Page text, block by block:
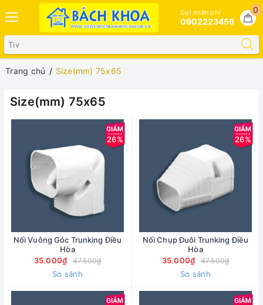
0
Gọi miễn phí
0902223456
Trang chủ Size(mm) 75x65
Size(mm) 75x65
26%
Nối Vuông Góc Trunking Điều
Hòa
35.000₫
47.500₫
So sánh
26%
Nối Chụp Đuôi Trunking Điều
Hòa
35.000₫
47.500₫
So sánh